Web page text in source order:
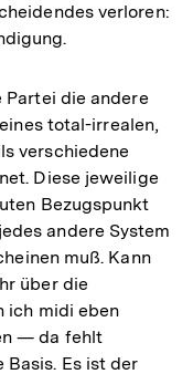
verloren:
die andere
total-irrealen,
verschiedene
Diese jeweilige
Bezugspunkt
andere System
muß. Kann
über die
ich midi eben
— da fehlt
Es ist der